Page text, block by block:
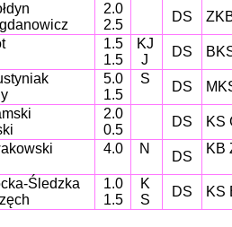
2.0
2.5
DS
1.5
1.5
KJ
J
DS
5.0
1.5
S
DS
2.0
0.5
DS KS
4.0 N
DS
KB
Śledzka
1.0
1.5
K
S
DS KS